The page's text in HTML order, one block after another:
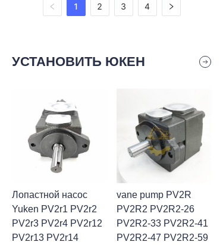
1 2 3 4
УСТАНОВИТЬ ЮКЕН
Лопастной насос
Yuken PV2r1 PV2r2
PV2r3 PV2r4 PV2r12
PV2r13 PV2r14
vane pump PV2R
PV2R2 PV2R2-26
PV2R2-33 PV2R2-41
PV2R2-47 PV2R2-59